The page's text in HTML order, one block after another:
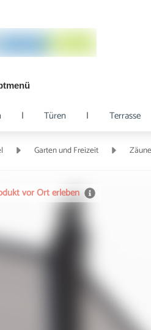
| Türen | Terrasse
Garten und Freizeit Zäune
vor Ort erleben